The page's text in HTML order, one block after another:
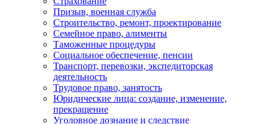
Призыв, военная служба
Строительство, ремонт, проектирование
Семейное право, алименты
Таможенные процедуры
Социальное обеспечение, пенсии
Транспорт, перевозки, экспедиторская
деятельность
Трудовое право, занятость
Юридические лица: создание, изменение,
прекращение
Уголовное дознание и следствие